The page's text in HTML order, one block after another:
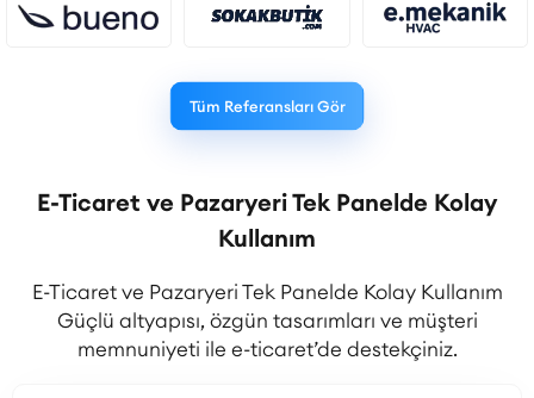
Tüm Referansları Gör
E-Ticaret ve Pazaryeri Tek Panelde Kolay
Kullanım
E-Ticaret ve Pazaryeri Tek Panelde Kolay Kullanım
Güçlü altyapısı, özgün tasarımları ve müşteri
memnuniyeti ile e-ticaret’de destekçiniz.